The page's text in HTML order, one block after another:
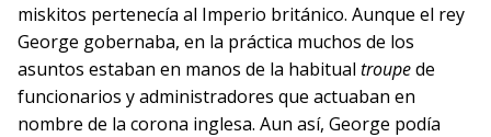
miskitos pertenecía al Imperio británico. Aunque el rey
George gobernaba, en la práctica muchos de los
asuntos estaban en manos de la habitual troupede
funcionarios y administradores que actuaban en
nombre de la corona inglesa. Aun así, George podía